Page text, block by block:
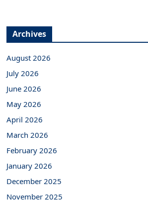
Archives
August 2026
July 2026
June 2026
May 2026
April 2026
March 2026
February 2026
January 2026
December 2025
November 2025